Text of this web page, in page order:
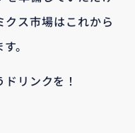
クス市場はこれから
。
リンクを！